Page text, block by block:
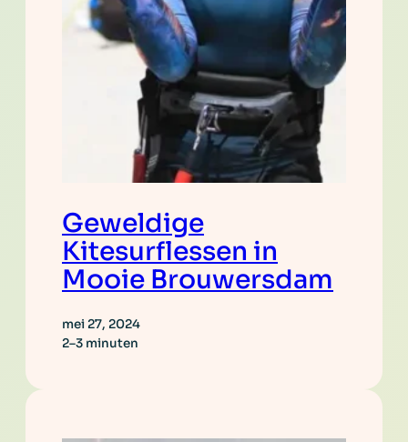
Geweldige
Kitesurflessen in
Mooie Brouwersdam
mei 27, 2024
2–3 minuten